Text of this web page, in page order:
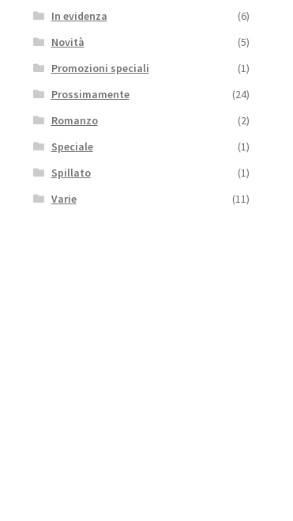
In evidenza
(6)
Novità
(5)
Promozioni speciali
(1)
Prossimamente
(24)
Romanzo
(2)
Speciale
(1)
Spillato
(1)
Varie
(11)